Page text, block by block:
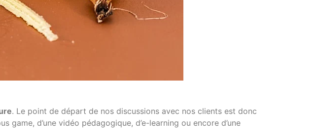
. Le point de départ de nos discussions avec nos clients est donc
game, d’une vidéo pédagogique, d’e-learning ou encore d’une